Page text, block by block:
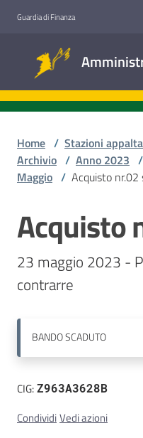
Guardia di Finanza
Accesso
Stazioni
appaltanti
Contatti
Home / Stazioni
Archivio / Anno 2023 /
Maggio / Acquisto nr.02
Salta al contenuto
Acquisto
23 maggio 2023 -
contrarre
BANDOSCADUTO
CIG:Z963A3628B
CondividiVedi azioni